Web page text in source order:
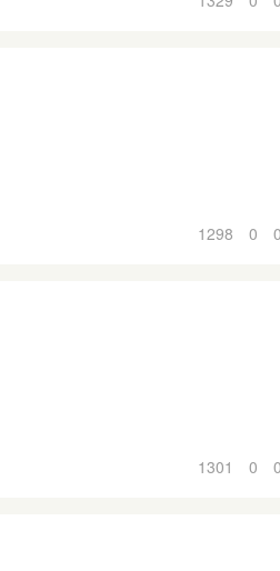
1298 0 0
1301 0 0